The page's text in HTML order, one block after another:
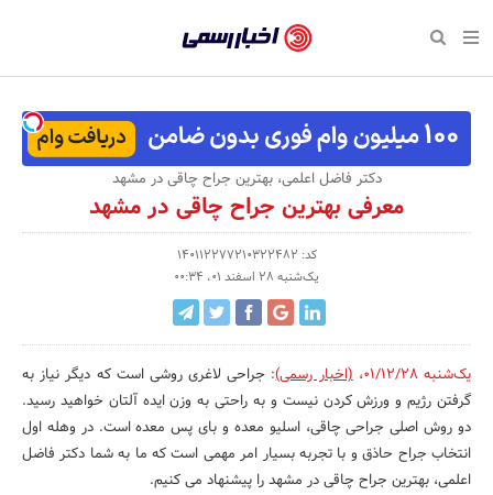
رسمی
-
اخبار
تایید
شده
شرکت‌ها،
سازمان‌ها
و
روابط
عمومی‌ها
بازگشت
صفحه نخست پایگاه خبری
اقتصادی
صفحه نخست اقتصادی
تجارت و بازار
کارآفرینی و استارتاپ
نفت، انرژی و صنایع
کسب و کار و خرده فروشی
صنایع غذایی و کشاورزی
اجتماعی
صفحه نخست اجتماعی
علم و آموزش
بهداشت و درمان
شهر و جامعه
محیط زیست
تبلیغات و روابط عمومی
صفحه نخست فرهنگی
رسانه‌ها
نشریات و کتاب
سینما و تئاتر
صنایع دستی
صفحه نخست ورزش
تازه‌های ورزش
مکان‌های ورزشی
تجهیزات ورزشی
صفحه نخست سبک زندگی
سلامت و زیبایی
روانشناسی و موفقیت
مد و لباس
رویداد
صفحه نخست رویداد
حراج و تخفیف
جشنواره، نمایشگاه و
مسابقه و فراخوان
دکتر فاضل اعلمی، بهترین جراح چاقی در مشهد
معرفی بهترین جراح چاقی در مشهد
کد: 140112277210322482
یک‌شنبه 28 اسفند 01، 00:34
یک‌شنبه 01/12/28 ،(اخبار رسمی): جراحی لاغری روشی است که دیگر نیاز به
گرفتن رژیم و ورزش کردن نیست و به راحتی به وزن ایده آلتان خواهید رسید.
دو روش اصلی جراحی چاقی، اسلیو معده و بای پس معده است. در وهله اول
انتخاب جراح حاذق و با تجربه بسیار امر مهمی است که ما به شما دکتر فاضل
اعلمی، بهترین جراح چاقی در مشهد را پیشنهاد می کنیم.